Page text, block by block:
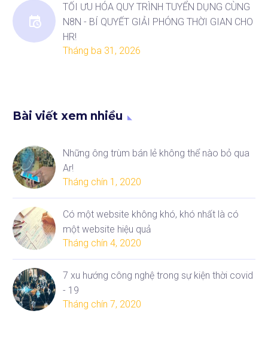
TỐI ƯU HÓA QUY TRÌNH TUYỂN DỤNG CÙNG
N8N - BÍ QUYẾT GIẢI PHÓNG THỜI GIAN CHO
HR!
Tháng ba 31, 2026
Bài viết xem nhiều
Những ông trùm bán lẻ không thể nào bỏ qua
Ar!
Tháng chín 1, 2020
Có một website không khó, khó nhất là có
một website hiệu quả
Tháng chín 4, 2020
7 xu hướng công nghệ trong sự kiện thời covid
- 19
Tháng chín 7, 2020